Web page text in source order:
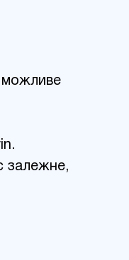
можливе
залежне,